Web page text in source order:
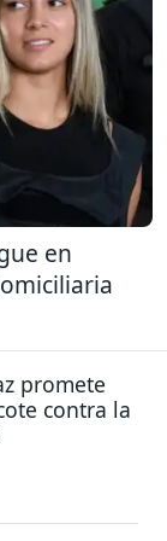
en
promete
contra la